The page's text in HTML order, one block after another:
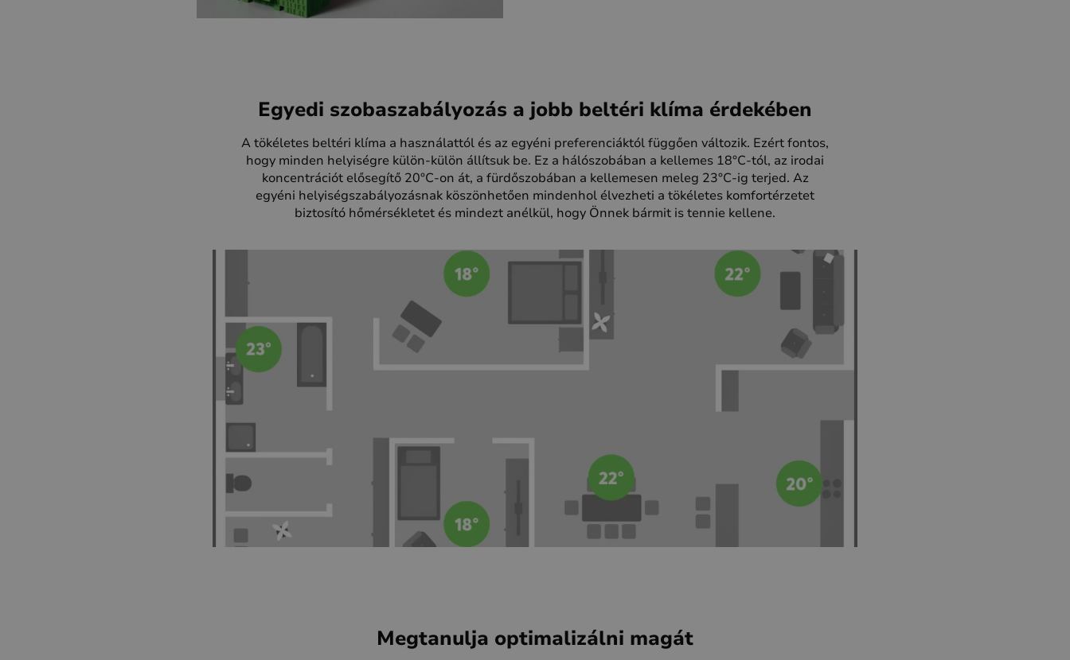
Egyedi szobaszabályozás a jobb beltéri klíma érdekében
A tökéletes beltéri klíma a használattól és az egyéni preferenciáktól függően változik. Ezért fontos,
hogy minden helyiségre külön-külön állítsuk be. Ez a hálószobában a kellemes 18°C-tól, az irodai
koncentrációt elősegítő 20°C-on át, a fürdőszobában a kellemesen meleg 23°C-ig terjed. Az
egyéni helyiségszabályozásnak köszönhetően mindenhol élvezheti a tökéletes komfortérzetet
biztosító hőmérsékletet és mindezt anélkül, hogy Önnek bármit is tennie kellene.
Megtanulja optimalizálni magát